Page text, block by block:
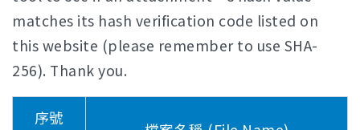
matches its hash verification code listed on
this website (please remember to use SHA-
256). Thank you.
序號